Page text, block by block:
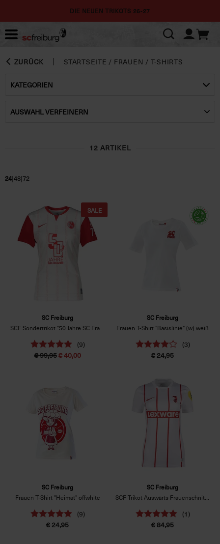
DIE NEUEN TRIKOTS 26-27
ZURÜCK STARTSEITE / FRAUEN / T-SHIRTS
KATEGORIEN
AUSWAHL VERFEINERN
12 ARTIKEL
24|48|72
SC Freiburg
SCF Sondertrikot "50 Jahre SC Frauen“ Frauenschn.
(9)
€ 99,95€ 40,00
SALE
SC Freiburg
Frauen T-Shirt "Basislinie" (w) weiß
(3)
€ 24,95
SC Freiburg
Frauen T-Shirt "Heimat" offwhite
(9)
€ 24,95
SC Freiburg
SCF Trikot Auswärts Frauenschnitt 26/27 weiß
(1)
€ 84,95